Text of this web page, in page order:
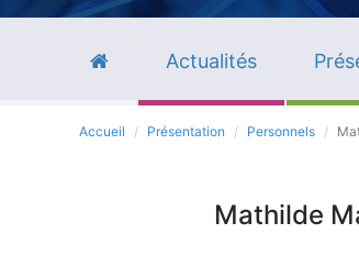
Actualités
Accueil Présentation Personnels
Mathilde